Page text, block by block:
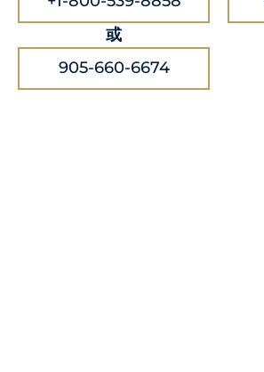
或
905-660-6674